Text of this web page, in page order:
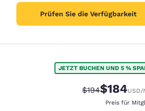
Prüfen Sie die Verfügbarkeit
JETZT BUCHEN UND 5 %
$194$184USD/
Preis für